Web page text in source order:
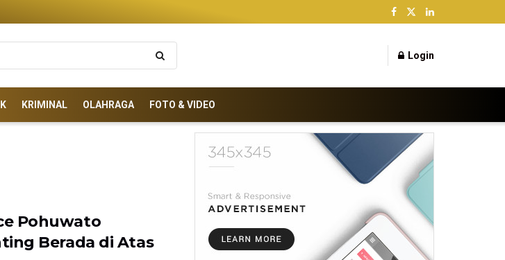
Login
KRIMINAL OLAHRAGA FOTO & VIDEO
Pohuwato
Berada di Atas